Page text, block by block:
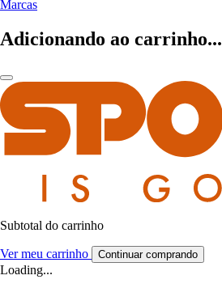
Marcas
Adicionando ao carrinho...
Subtotal do carrinho
Ver meu carrinho Continuar comprando
Loading...